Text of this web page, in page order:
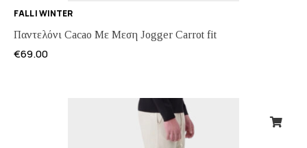
FALL | WINTER
Παντελόνι Cacao Με Μεση Jogger Carrot fit
€69.00